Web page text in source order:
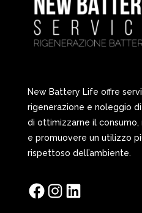
New Battery Life offre
rigenerazione e noleggio
di ottimizzarne il
e promuovere un utilizzo
rispettoso dell’ambiente.
FacebookInstagramLinkedIn